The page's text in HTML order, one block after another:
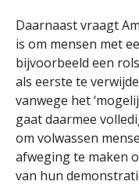
Daarnaast vraagt
is om mensen met
bijvoorbeeld een
als eerste te
vanwege het
gaat daarmee
om volwassen
afweging te maken
van hun